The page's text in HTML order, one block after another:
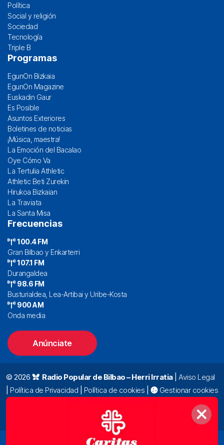
Política
Social y religión
Sociedad
Tecnología
Triple B
Programas
EgunOn Bizkaia
EgunOn Magazine
Euskadin Gaur
Es Posible
Asuntos Exteriores
Boletines de noticias
¡Música, maestra!
La Emoción del Bacalao
Oye Cómo Va
La Tertulia Athletic
Athletic Beti Zurekin
Hirukoa Bizkaian
La Traviata
La Santa Misa
Frecuencias
100.4 FM
Gran Bilbao y Enkarterri
107.1 FM
Durangaldea
98.6 FM
Busturialdea, Lea-Artibai y Uribe-Kosta
900 AM
Onda media
Anúnciate
© 2026 Radio Popular de Bilbao – Herri Irratia| Aviso Legal
Política de Privacidad Política de cookies
Gestionar cookies
Alda. Mazarredo, 47 – 7º 48009 Bilbao |
|